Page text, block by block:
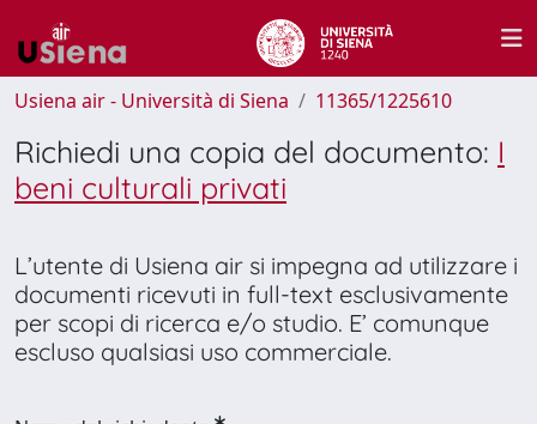
Usiena air - Università di Siena 11365/1225610
Richiedi una copia del documento: I
beni culturali privati
L’utente di Usiena air si impegna ad utilizzare i
documenti ricevuti in full-text esclusivamente
per scopi di ricerca e/o studio. E’ comunque
escluso qualsiasi uso commerciale.